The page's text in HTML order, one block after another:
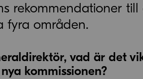
rekommendationer
fyra områden.
vad är det
kommissionen?